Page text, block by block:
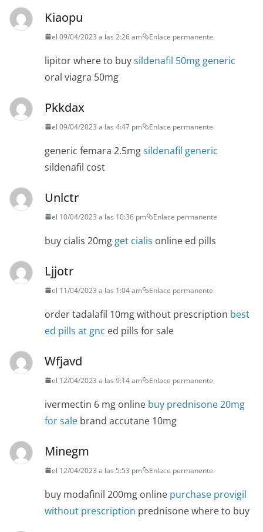
Kiaopu
el 09/04/2023 a las 2:26 am Enlace permanente
lipitor where to buysildenafil 50mg generic
oral viagra 50mg
Pkkdax
el 09/04/2023 a las 4:47 pm Enlace permanente
generic femara 2.5mgsildenafil generic
sildenafil cost
Unlctr
el 10/04/2023 a las 10:36 pm Enlace permanente
buy cialis 20mg get cialis online ed pills
Ljjotr
el 11/04/2023 a las 1:04 am Enlace permanente
order tadalafil 10mg without prescription best
ed pills at gnc ed pills for sale
Wfjavd
el 12/04/2023 a las 9:14 am Enlace permanente
ivermectin 6 mg online buy prednisone 20mg
for sale brand accutane 10mg
Minegm
el 12/04/2023 a las 5:53 pm Enlace permanente
buy modafinil 200mg online purchase provigil
without prescription prednisone where to buy